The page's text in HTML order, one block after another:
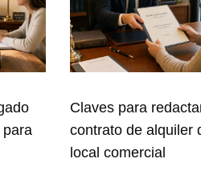
para
Claves para
contrato de alquiler
local comercial